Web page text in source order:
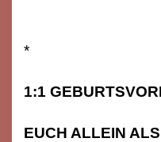
*
1:1
EUCH ALLEIN